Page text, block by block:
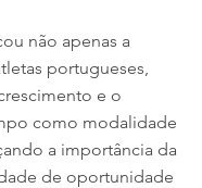
não apenas a
portugueses,
e o
como modalidade
a importância da
de oportunidade